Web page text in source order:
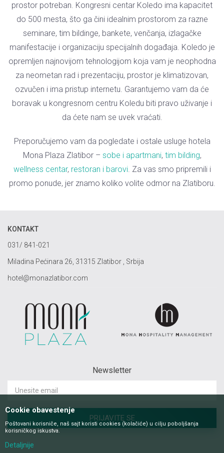
prostor potreban. Kongresni centar Koledo ima kapacitet
do 500 mesta, što ga čini idealnim prostorom za razne
seminare, tim bildinge, bankete, venčanja, izlagačke
manifestacije i organizaciju specijalnih događaja. Koledo je
opremljen najnovijom tehnologijom koja vam je neophodna
za neometan rad i prezentaciju, prostor je klimatizovan,
ozvučen i ima pristup internetu. Garantujemo vam da će
boravak u kongresnom centru Koledu biti pravo uživanje i
da ćete nam se uvek vraćati.
Preporučujemo vam da pogledate i ostale usluge hotela
Mona Plaza Zlatibor – sobe i apartmani, tim bilding,
wellness centar, restoran i barovi. Za vas smo pripremili i
promo ponude, jer znamo koliko volite odmor na Zlatiboru.
KONTAKT
031/ 841-021
Miladina Pećinara 26, 31315 Zlatibor , Srbija
hotel@monazlatibor.com
Newsletter
PRIJAVITE SE
Cookie obavestenje
Poštovani korisniče, naš sajt koristi cookies (kolačiće) u cilju poboljšanja
korisničkog iskustva.
Detaljnije